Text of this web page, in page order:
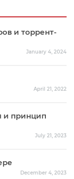
и торрент-
January 4, 2024
April 21, 2022
и принцип
July 21, 2023
December 4, 2023